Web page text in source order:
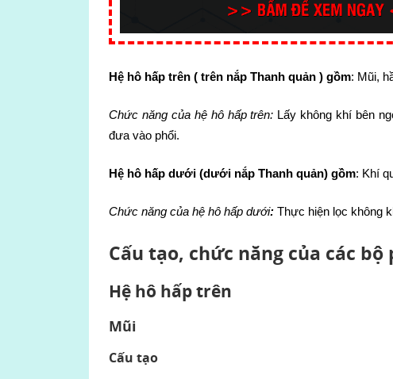
Hệ hô hấp trên ( trên nắp Thanh quản ) gồm: Mũi,
Chức năng của hệ hô hấp trên: Lấy không khí bên
đưa vào phổi.
Hệ hô hấp dưới (dưới nắp Thanh quản) gồm: Khí
Chức năng của hệ hô hấp dưới: Thực hiện lọc không
Cấu tạo, chức năng của các bộ
Hệ hô hấp trên
Mũi
Cấu tạo